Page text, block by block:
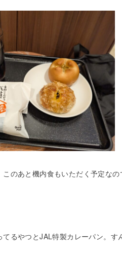
のあと機内食もいただく予定なの
るやつとJAL特製カレーパン。す